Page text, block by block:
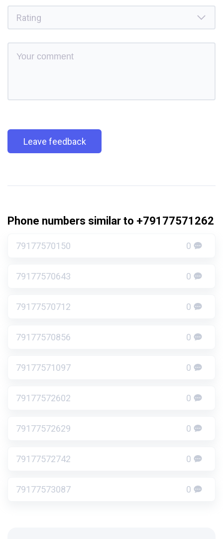
Leave feedback
Phone numbers similar to +79177571262
79177570150 0
79177570643 0
79177570712 0
79177570856 0
79177571097 0
79177572602 0
79177572629 0
79177572742 0
79177573087 0